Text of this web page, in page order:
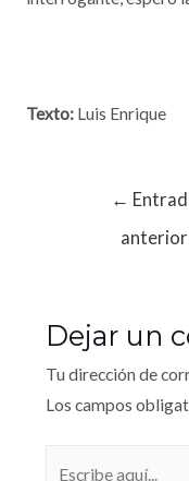
Texto: Luis Enrique
←
anterior
Dejar un
Tu dirección de
Los campos